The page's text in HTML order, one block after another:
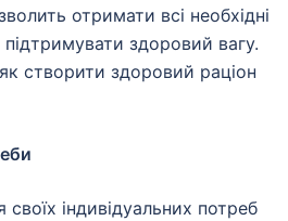
отримати всі необхідні
здоровий вагу.
створити здоровий раціон
своїх індивідуальних потреб